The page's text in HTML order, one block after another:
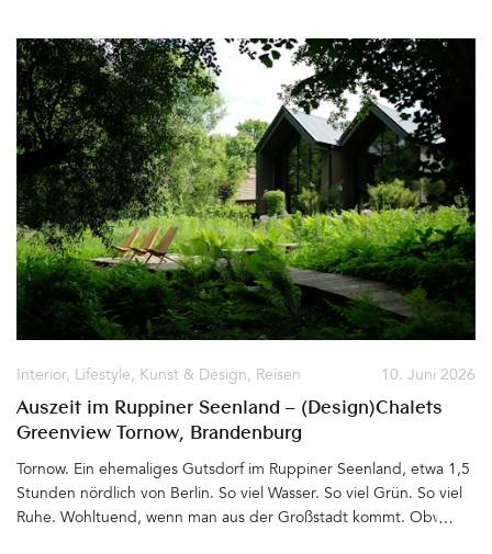
Wohn- und Repräsentationssitz wurde. Die Gräfin hatte großen
Einfluß auf den Dresdner Hof, mischte sich über die Jahre immer
mehr in die Politik ein, nutzte ihre Machtstellung zu sehr aus und
viel fiel schließlich bei August in Ungnade. Er wandte sich von ihr
ab und verbannte die Mutter seiner drei gemeinsamen Kinder für
den Rest ihres Lebens auf die Burg Stolpen, wo sie 1733 starb.
Noch heute scheint der Geist der Gräfin Cosel über dem
Taschenbergpalais, dem heutigen Hotel Taschenbergpalais
Kempinski Dresden, zu schweben&hellip
10. Juni 2026
Interior, Lifestyle, Kunst & Design, Reisen
Auszeit im Ruppiner Seenland – (Design)Chalets
Greenview Tornow, Brandenburg
Tornow. Ein ehemaliges Gutsdorf im Ruppiner Seenland, etwa 1,5
Stunden nördlich von Berlin. So viel Wasser. So viel Grün. So viel
Ruhe. Wohltuend, wenn man aus der Großstadt kommt. Obwohl